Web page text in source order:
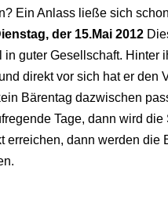
Ein Anlass ließe sich
der 15.Mai 2012
in guter Gesellschaft. Hinter
direkt vor sich hat er den
Bärentag dazwischen
Tage, dann wird die
erreichen, dann werden die